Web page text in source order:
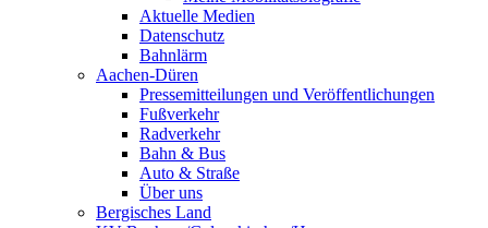
Aktuelle Medien
Datenschutz
Bahnlärm
Aachen-Düren
Pressemitteilungen und Veröffentlichungen
Fußverkehr
Radverkehr
Bahn & Bus
Auto & Straße
Über uns
Bergisches Land